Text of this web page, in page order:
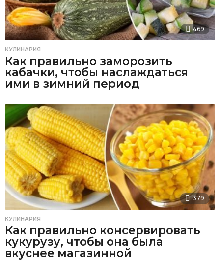
469
КУЛИНАРИЯ
Как правильно заморозить
кабачки, чтобы наслаждаться
ими в зимний период
379
КУЛИНАРИЯ
Как правильно консервировать
кукурузу, чтобы она была
вкуснее магазинной